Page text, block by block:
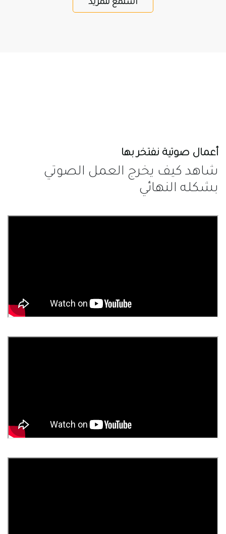
استمع للمزيد
أعمال صوتية نفتخر بها
شاهد كيف يخرج العمل الصوتي
بشكله النهائي